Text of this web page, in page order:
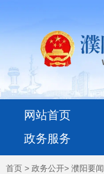
网站首页
政务服务
首页 > 政务公开> 濮阳要闻